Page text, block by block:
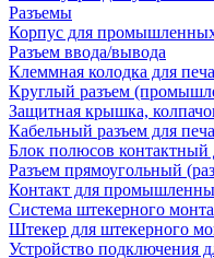
Разъемы
Корпус для
Разъем ввода/вывода
Клеммная колодка для
Круглый разъем
Защитная крышка,
Кабельный разъем для
Блок полюсов
Разъем прямоугольный
Контакт для
Система штекерного
Штекер для штекерного
Устройство подключения